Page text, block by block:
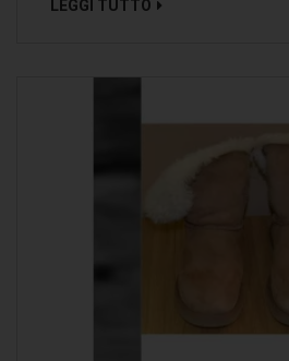
LEGGI TUTTO